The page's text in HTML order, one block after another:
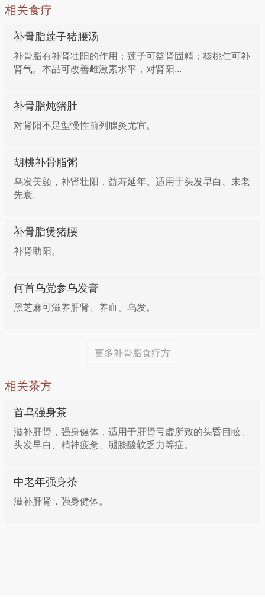
相关食疗
补骨脂莲子猪腰汤
补骨脂有补肾壮阳的作用；莲子可益肾固精；核桃仁可补
肾气。本品可改善雌激素水平，对肾阳...
补骨脂炖猪肚
对肾阳不足型慢性前列腺炎尤宜。
胡桃补骨脂粥
乌发美颜，补肾壮阳，益寿延年。适用于头发早白、未老
先衰。
补骨脂煲猪腰
补肾助阳。
何首乌党参乌发膏
黑芝麻可滋养肝肾、养血、乌发。
更多补骨脂食疗方
相关茶方
首乌强身茶
滋补肝肾，强身健体，适用于肝肾亏虚所致的头昏目眩、
头发早白、精神疲惫、腿膝酸软乏力等症。
中老年强身茶
滋补肝肾，强身健体。